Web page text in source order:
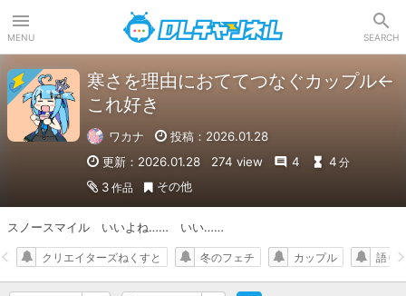
MENU SEARCH
寒さを理由におててつなぐカップル←
これ好き
ワカナ
投稿：2026.01.28
更新：2026.01.28
274 view 4 4 分
3 作品 その他
スノースマイル　いいよね……　いい……
クリエイターズねくすと 冬のフェチ カップル 語り